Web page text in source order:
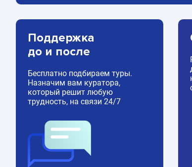
Поддержка
до и после
Бесплатно подбираем туры.
Назначим вам куратора,
который решит любую
трудность, на связи 24/7